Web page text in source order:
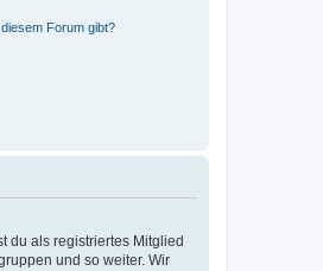
Forum gibt?
du als registriertes Mitglied
und so weiter. Wir